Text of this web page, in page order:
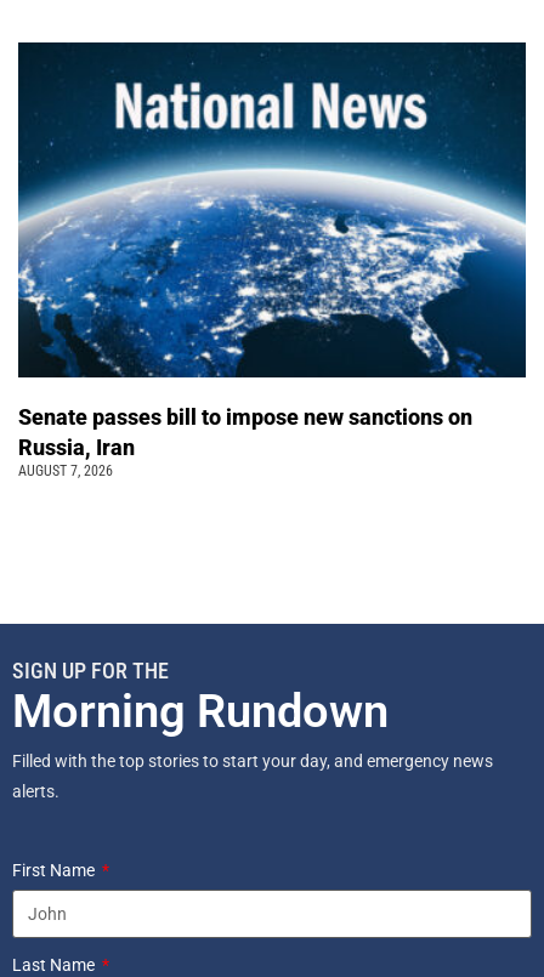
Senate passes bill to impose new sanctions on
Russia, Iran
AUGUST 7, 2026
SIGN UP FOR THE
Morning Rundown
Filled with the top stories to start your day, and emergency news
alerts.
First Name
Last Name